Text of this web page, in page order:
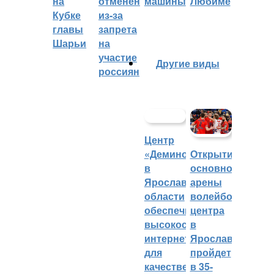
Кубке
главы
Шарьи
из-за
запрета
на
участие
россиян
Другие виды
Центр
«Демино»
в
Ярославской
области
обеспечивают
высокоскоростным
интернетом
для
качественных
Открытие
основной
арены
волейбольного
центра
в
Ярославле
пройдет
в 35-